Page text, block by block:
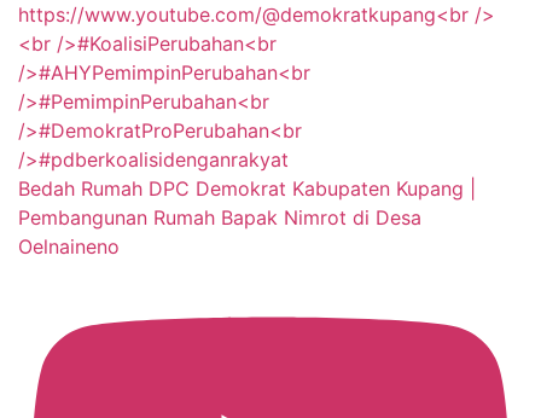
Bedah Rumah DPC Demokrat Kabupaten Kupang |
Pembangunan Rumah Bapak Nimrot di Desa
Oelnaineno